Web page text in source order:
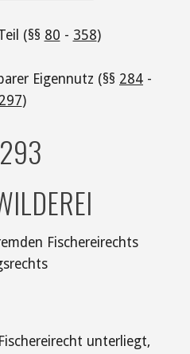
(§§ 80 - 358)
Eigennutz (§§ 284 -
297)
Fischereirechts
unterliegt,